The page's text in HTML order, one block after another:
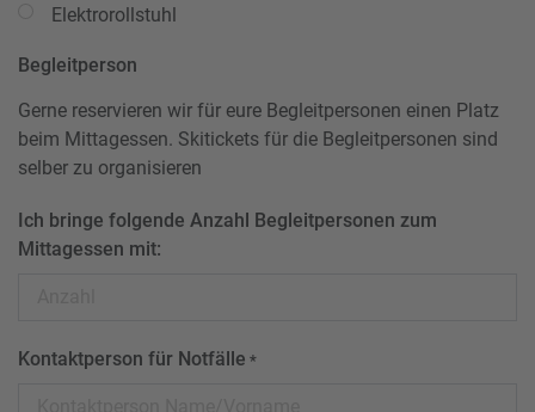
Elektrorollstuhl
Begleitperson
Gerne reservieren wir für eure Begleitpersonen einen Platz
beim Mittagessen. Skitickets für die Begleitpersonen sind
selber zu organisieren
Ich bringe folgende Anzahl Begleitpersonen zum
Mittagessen mit:
Kontaktperson für Notfälle *